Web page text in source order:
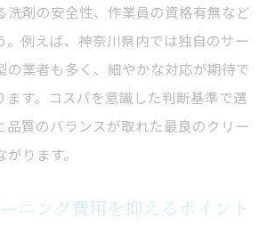
洗剤の安全性、作業員の資格有無など
。例えば、神奈川県内では独自のサー
の業者も多く、細やかな対応が期待で
ます。コスパを意識した判断基準で選
品質のバランスが取れた最良のクリー
ります。
ニング費用を抑えるポイント